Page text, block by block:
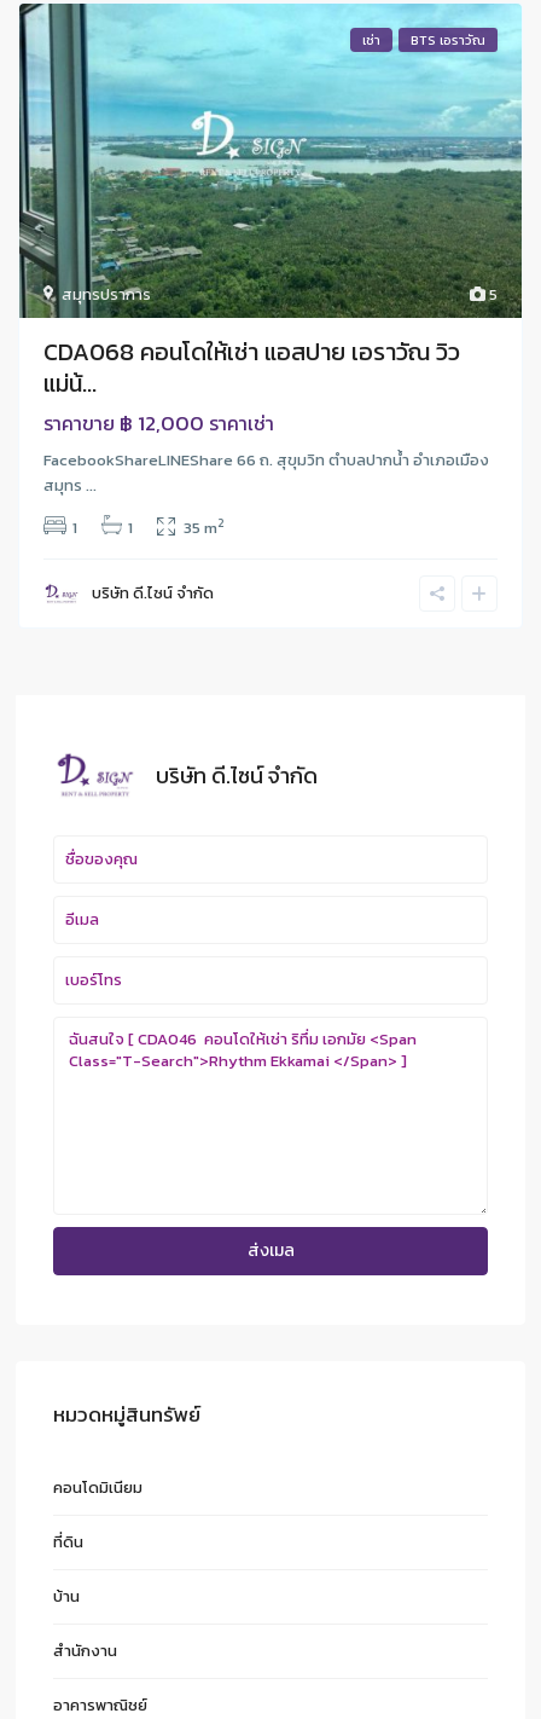
5
สมุทรปราการ
เช่า BTS เอราวัณ
CDA068 คอนโดให้เช่า แอสปาย เอราวัณ วิว
แม่น้...
ราคาขาย ฿ 12,000 ราคาเช่า
FacebookShareLINEShare 66 ถ. สุขุมวิท ตำบลปากน้ำ อำเภอเมือง
สมุทร ...
1
1 35 m2
บริษัท ดี.ไซน์ จํากัด
บริษัท ดี.ไซน์ จํากัด
หมวดหมู่สินทรัพย์
คอนโดมิเนียม
ที่ดิน
บ้าน
สำนักงาน
อาคารพาณิชย์